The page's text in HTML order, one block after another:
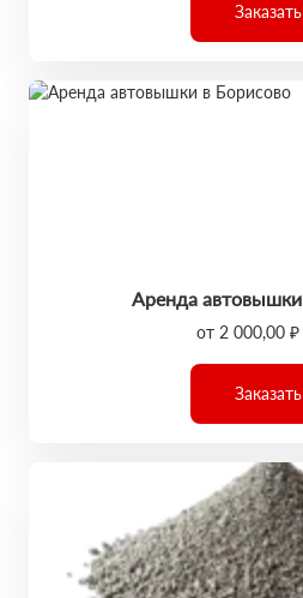
Заказать
Аренда
от 2 000,00 ₽
Заказать